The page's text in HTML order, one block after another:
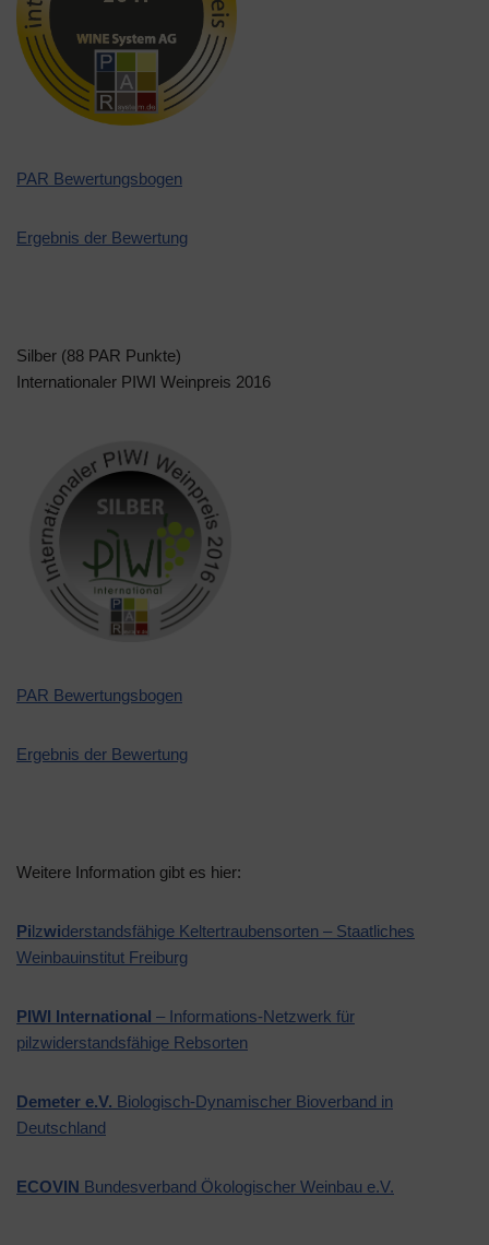
PAR Bewertungsbogen
Ergebnis der Bewertung
Silber (88 PAR Punkte)
Internationaler PIWI Weinpreis 2016
PAR Bewertungsbogen
Ergebnis der Bewertung
Weitere Information gibt es hier:
Pilzwiderstandsfähige Keltertraubensorten – Staatliches
Weinbauinstitut Freiburg
PIWI International – Informations-Netzwerk für
pilzwiderstandsfähige Rebsorten
Demeter e.V. Biologisch-Dynamischer Bioverband in
Deutschland
ECOVIN Bundesverband Ökologischer Weinbau e.V.